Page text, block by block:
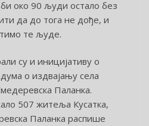
око 90 људи остало без
да до тога не дође, и
те људе.
су и иницијативу о
о издвајању села
Паланка.
507 житеља Кусатка,
Паланка распише